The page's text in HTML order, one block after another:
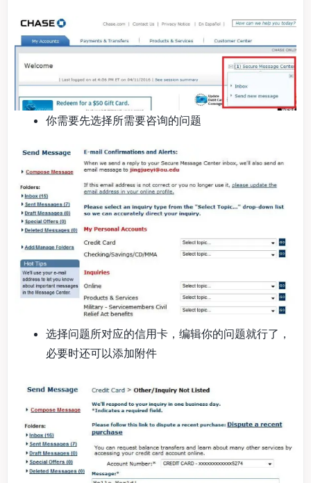
你需要先选择所需要咨询的问题
选择问题所对应的信用卡，编辑你的问题就行了，
必要时还可以添加附件